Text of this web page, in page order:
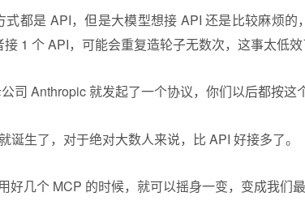
式都是 API，但是大模型想接 API 还是比较麻烦
1 个 API，可能会重复造轮子无数次，这事太低效
司 Anthropic 就发起了一个协议，你们以后都按这
诞生了，对于绝对大数人来说，比 API 好接多了。
好几个 MCP 的时候，就可以摇身一变，变成我们最